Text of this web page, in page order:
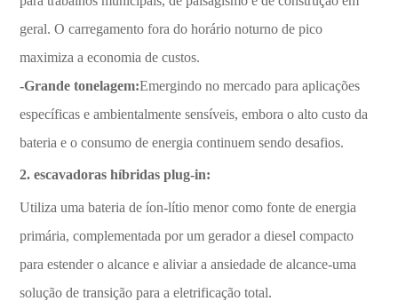
geral. O carregamento fora do horário noturno de pico
maximiza a economia de custos.
-Grande tonelagem:Emergindo no mercado para aplicações
específicas e ambientalmente sensíveis, embora o alto custo da
bateria e o consumo de energia continuem sendo desafios.
2. escavadoras híbridas plug-in:
Utiliza uma bateria de íon-lítio menor como fonte de energia
primária, complementada por um gerador a diesel compacto
para estender o alcance e aliviar a ansiedade de alcance-uma
solução de transição para a eletrificação total.